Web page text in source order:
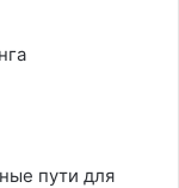
пути для